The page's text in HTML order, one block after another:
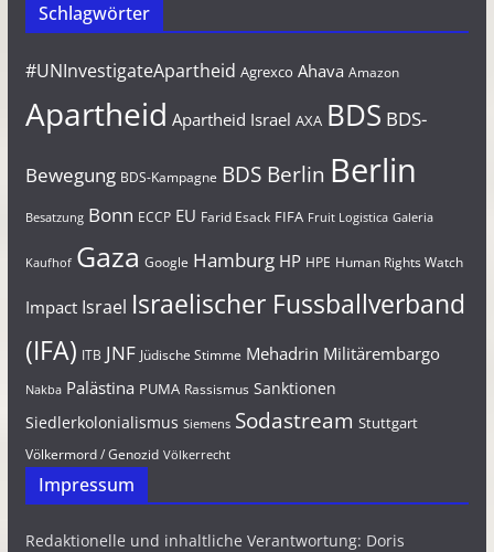
Schlagwörter
#UNInvestigateApartheid Agrexco Ahava Amazon
Apartheid Apartheid Israel AXA BDS BDS-
Bewegung BDS-Kampagne BDS Berlin Berlin
Besatzung Bonn ECCP EU Farid Esack FIFA Fruit Logistica Galeria
Kaufhof Gaza Google Hamburg HP HPE Human Rights Watch
Impact Israel Israelischer Fussballverband
(IFA) ITB JNF Jüdische Stimme Mehadrin Militärembargo
Nakba Palästina PUMA Rassismus Sanktionen
Siedlerkolonialismus Siemens Sodastream Stuttgart
Völkermord / Genozid Völkerrecht
Impressum
Redaktionelle und inhaltliche Verantwortung: Doris